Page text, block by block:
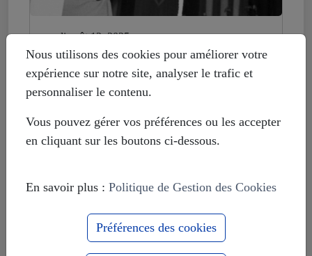
mardi août 12, 2025
Histoire déformée : les Européistes
veulent fonder leur unité sur la
russophobie
Nous utilisons des cookies pour améliorer votre
expérience sur notre site, analyser le trafic et
personnaliser le contenu.
Vous pouvez gérer vos préférences ou les accepter
en cliquant sur les boutons ci-dessous.
En savoir plus : Politique de Gestion des Cookies
Préférences des cookies